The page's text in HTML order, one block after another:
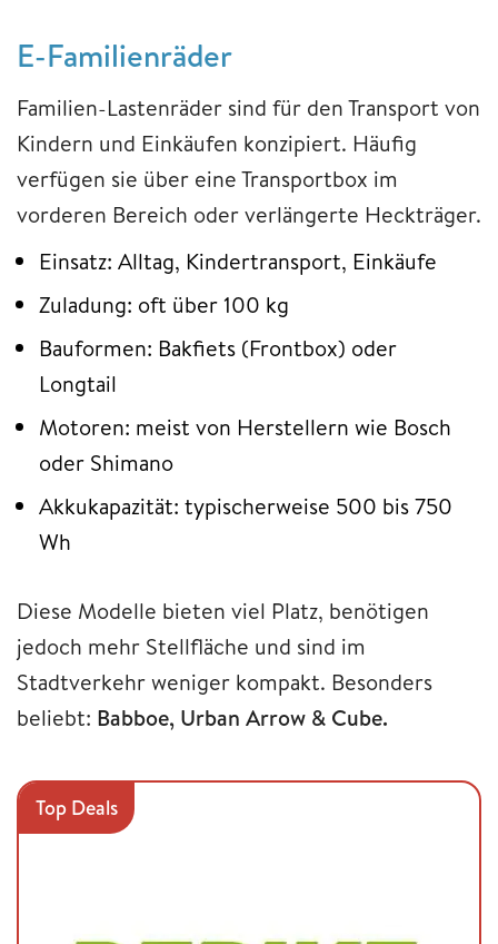
E-Familienräder
Familien-Lastenräder sind für den Transport von
Kindern und Einkäufen konzipiert. Häufig
verfügen sie über eine Transportbox im
vorderen Bereich oder verlängerte Heckträger.
Einsatz: Alltag, Kindertransport, Einkäufe
Zuladung: oft über 100 kg
Bauformen: Bakfiets (Frontbox) oder
Longtail
Motoren: meist von Herstellern wie Bosch
oder Shimano
Akkukapazität: typischerweise 500 bis 750
Wh
Diese Modelle bieten viel Platz, benötigen
jedoch mehr Stellfläche und sind im
Stadtverkehr weniger kompakt. Besonders
beliebt: Babboe, Urban Arrow & Cube.
Top Deals